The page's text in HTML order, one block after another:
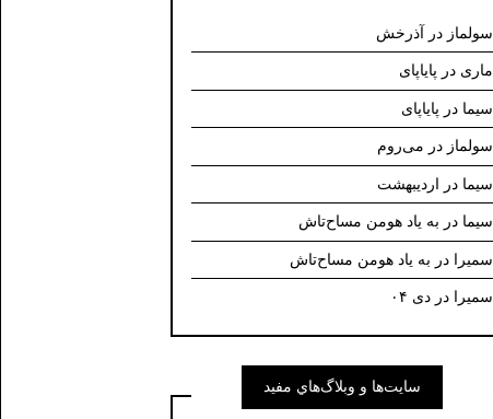
سولماز در آذرخش
ماری در پایاپای
سیما در پایاپای
سولماز در می‌روم
سیما در اردیبهشت
سیما در به یاد هومن مساح‌تاش
سمیرا در به یاد هومن مساح‌تاش
سمیرا در دی ۰۴
سايت‌ها و وبلاگ‌هاي مفيد